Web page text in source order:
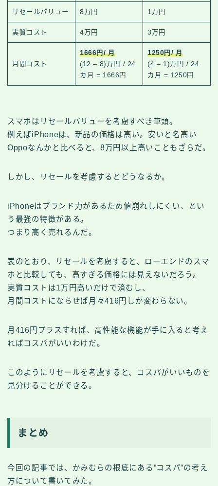
リセールバリュー 8万円 1万円
実質コスト 4万円 3万円
月間コスト
1666円/ 月
(12 – 8)万円 / 24
カ月 = 1666円
1250円/ 月
(4 – 1)万円 / 24
カ月 = 1250円
スマホはリセールバリューを考慮すべき筆頭。
例えばiPhoneは、新品の価格は高い。安いと名高い
Oppoなんかと比べると、8万円以上高いこともざらだ。
しかし、リセールを考慮するとどうなるか。
iPhoneはブランド力があるため値崩れしにくい、とい
う最強の特徴がある。
つまり高く売れるんだ。
表のとおり、リセールを考慮すると、ローエンドのスマ
ホと比較しても、高すぎる価格には見えないだろう。
実質コストは1万円高いだけで済むし、
月間コストにならせば月々416円しか変わらない。
月416円プラスすれば、高性能な機能が手に入ると考え
ればコスパがいいわけだ。
このようにリセールを考慮すると、コスパがいいものを
見分けることができる。
まとめ
今回の記事では、かみむらの根底にある”コスパ”の考え
方について書いてみた。